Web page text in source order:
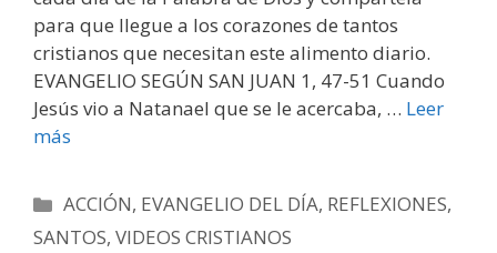
para que llegue a los corazones de tantos
cristianos que necesitan este alimento diario.
EVANGELIO SEGÚN SAN JUAN 1, 47-51 Cuando
Jesús vio a Natanael que se le acercaba, … Leer
más
Categorías
ACCIÓN, EVANGELIO DEL DÍA, REFLEXIONES,
SANTOS, VIDEOS CRISTIANOS